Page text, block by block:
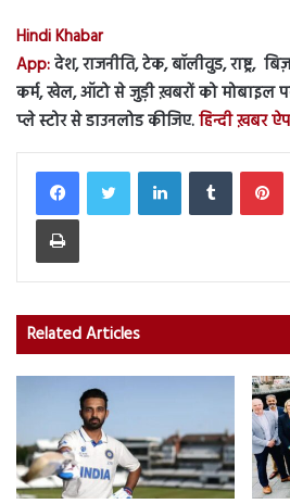
Hindi Khabar
App:देश, राजनीति, टेक, बॉलीवुड, राष्ट्र,
कर्म, खेल, ऑटो से जुड़ी ख़बरों को मोबाइल
प्ले स्टोर से डाउनलोड कीजिए.हिन्दी ख़बर ऐप
LinkedInTumblr
Print
Related Articles